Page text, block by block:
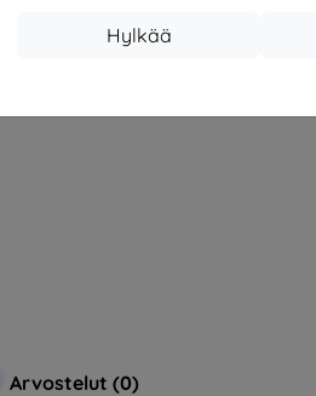
Hylkää
Arvostelut (0)